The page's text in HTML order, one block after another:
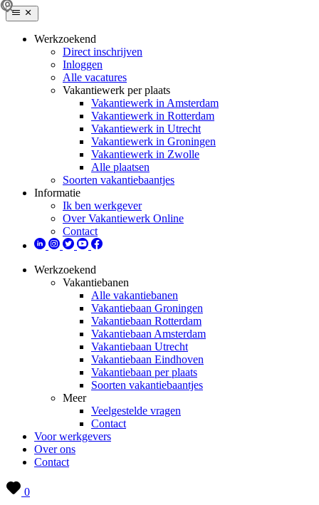
Werkzoekend
Direct inschrijven
Inloggen
Alle vacatures
Vakantiewerk per plaats
Vakantiewerk in Amsterdam
Vakantiewerk in Rotterdam
Vakantiewerk in Utrecht
Vakantiewerk in Groningen
Vakantiewerk in Zwolle
Alle plaatsen
Soorten vakantiebaantjes
Informatie
Ik ben werkgever
Over Vakantiewerk Online
Contact
Werkzoekend
Vakantiebanen
Alle vakantiebanen
Vakantiebaan Groningen
Vakantiebaan Rotterdam
Vakantiebaan Amsterdam
Vakantiebaan Utrecht
Vakantiebaan Eindhoven
Vakantiebaan per plaats
Soorten vakantiebaantjes
Meer
Veelgestelde vragen
Contact
Voor werkgevers
Over ons
Contact
0